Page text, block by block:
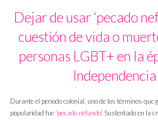
Dejar de usar ‘pecado
cuestión de vida o
personas LGBT+ en la
Independencia
Durante el periodo colonial, uno de los términos que
popularidad fue ‘pecado nefando’. Sustentado en la